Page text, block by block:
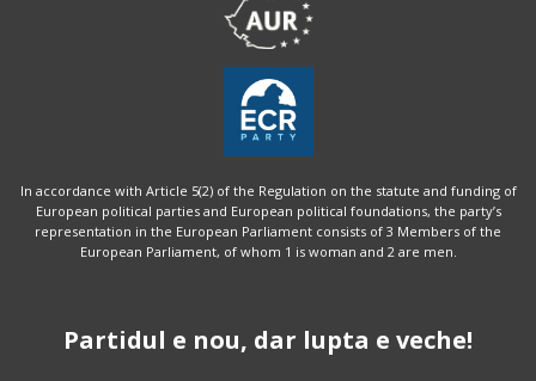
In accordance with Article 5(2) of the Regulation on the statute and funding of
European political parties and European political foundations, the party’s
representation in the European Parliament consists of 3 Members of the
European Parliament, of whom 1 is woman and 2 are men.
Partidul e nou, dar lupta e veche!